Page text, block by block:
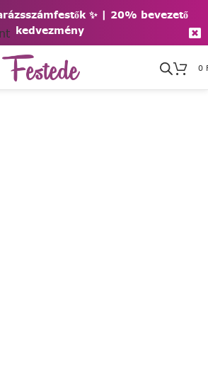
✨ | 20% bevezető
kedvezmény
0